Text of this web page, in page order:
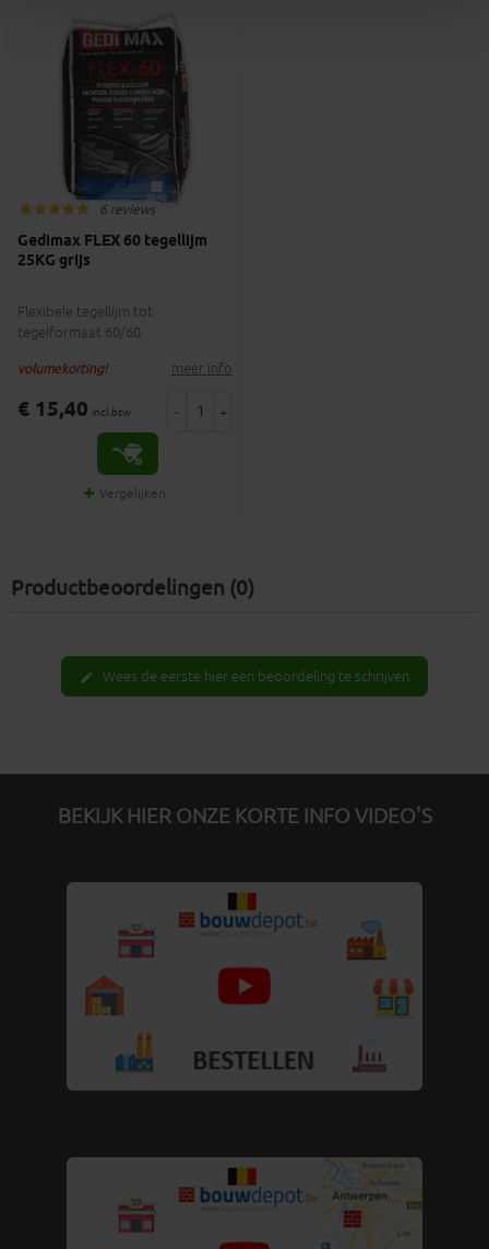
6 reviews
Gedimax FLEX 60 tegellijm
25KG grijs
Flexibele tegellijm tot
tegelformaat 60/60
volumekorting! meer info
€ 15,40 incl.btw - +
Vergelijken
Productbeoordelingen (0)
edit Wees de eerste hier een beoordeling te schrijven
BEKIJK HIER ONZE KORTE INFO VIDEO'S